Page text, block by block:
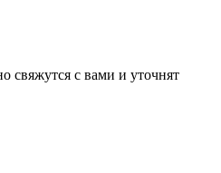
свяжутся с вами и уточнят